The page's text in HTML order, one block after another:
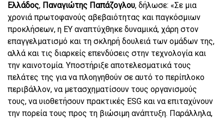
Ελλάδος, Παναγιώτης Παπάζογλου, δήλωσε: «Σε μια
χρονιά πρωτοφανούς αβεβαιότητας και παγκόσμιων
προκλήσεων, η ΕΥ αναπτύχθηκε δυναμικά, χάρη στον
επαγγελματισμό και τη σκληρή δουλειά των ομάδων της,
αλλά και τις διαρκείς επενδύσεις στην τεχνολογία και
την καινοτομία. Υποστήριξε αποτελεσματικά τους
πελάτες της για να πλοηγηθούν σε αυτό το περίπλοκο
περιβάλλον, να μετασχηματίσουν τους οργανισμούς
τους, να υιοθετήσουν πρακτικές ESG και να επιταχύνουν
την πορεία τους προς τη βιώσιμη ανάπτυξη. Παράλληλα,